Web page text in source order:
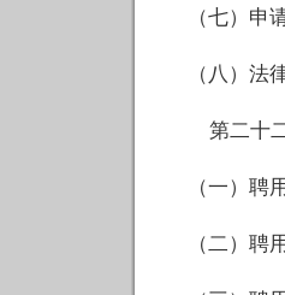
（七）申
（八）法
第二十二
（一）聘
（二）聘